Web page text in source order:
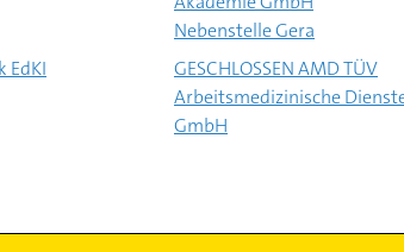
Nebenstelle Gera
EdKI
GESCHLOSSEN AMD TÜV
Arbeitsmedizinische
GmbH